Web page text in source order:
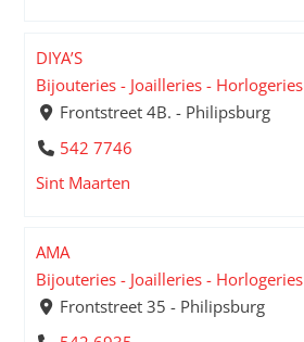
DIYA’S
Bijouteries - Joailleries - Horlogeries
Frontstreet 4B. - Philipsburg
542 7746
Sint Maarten
AMA
Bijouteries - Joailleries - Horlogeries
Frontstreet 35 - Philipsburg